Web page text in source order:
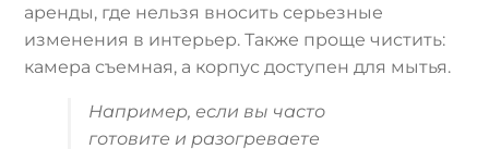
аренды, где нельзя вносить серьезные
изменения в интерьер. Также проще чистить:
камера съемная, а корпус доступен для мытья.
Например, если вы часто
готовите и разогреваете